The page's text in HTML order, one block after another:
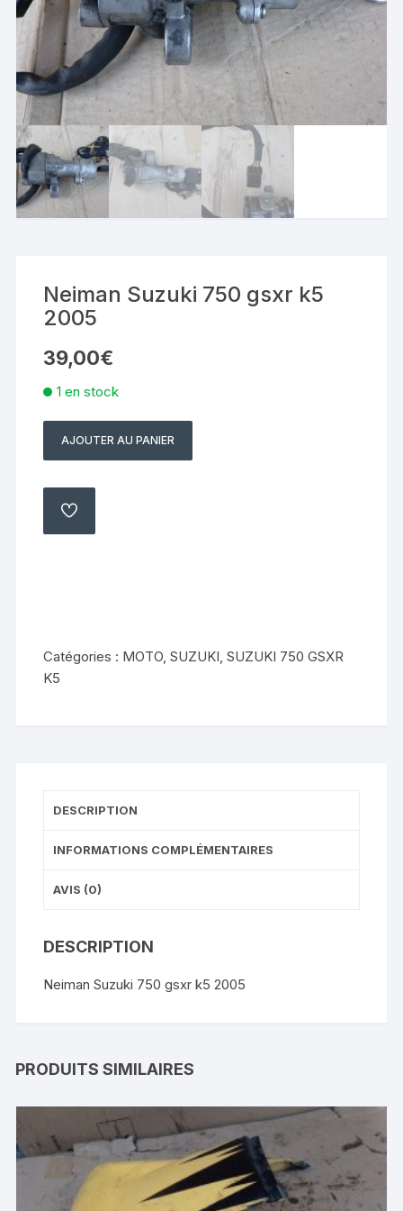
Neiman Suzuki 750 gsxr k5
2005
39,00€
1 en stock
quantité
Neiman
Suzuki
750
AJOUTER AU PANIER
AJOUTER
Catégories : MOTO ,SUZUKI ,SUZUKI 750 GSXR
K5
DESCRIPTION
INFORMATIONS COMPLÉMENTAIRES
AVIS (0)
DESCRIPTION
Neiman Suzuki 750 gsxr k5 2005
PRODUITS SIMILAIRES